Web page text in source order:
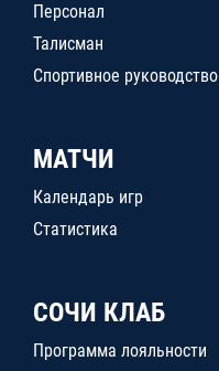
Персонал
Талисман
Спортивное руководство
МАТЧИ
Календарь игр
Статистика
СОЧИ КЛАБ
Программа лояльности